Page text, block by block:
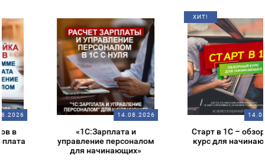
14.08.2026
«1С:Зарплата и
управление персоналом
для начинающих»
ХИТ!
14.08.2026
Старт в 1С – обзорный
курс для начинающих